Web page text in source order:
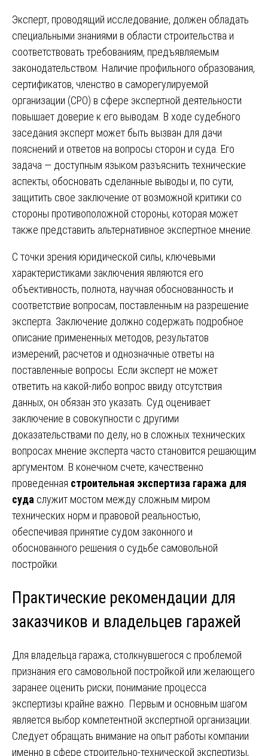
Эксперт, проводящий исследование, должен обладать
специальными знаниями в области строительства и
соответствовать требованиям, предъявляемым
законодательством. Наличие профильного образования,
сертификатов, членство в саморегулируемой
организации (СРО) в сфере экспертной деятельности
повышает доверие к его выводам. В ходе судебного
заседания эксперт может быть вызван для дачи
пояснений и ответов на вопросы сторон и суда. Его
задача — доступным языком разъяснить технические
аспекты, обосновать сделанные выводы и, по сути,
защитить свое заключение от возможной критики со
стороны противоположной стороны, которая может
также представить альтернативное экспертное мнение.
С точки зрения юридической силы, ключевыми
характеристиками заключения являются его
объективность, полнота, научная обоснованность и
соответствие вопросам, поставленным на разрешение
эксперта. Заключение должно содержать подробное
описание примененных методов, результатов
измерений, расчетов и однозначные ответы на
поставленные вопросы. Если эксперт не может
ответить на какой-либо вопрос ввиду отсутствия
данных, он обязан это указать. Суд оценивает
заключение в совокупности с другими
доказательствами по делу, но в сложных технических
вопросах мнение эксперта часто становится решающим
аргументом. В конечном счете, качественно
проведенная строительная экспертиза гаража для
суда служит мостом между сложным миром
технических норм и правовой реальностью,
обеспечивая принятие судом законного и
обоснованного решения о судьбе самовольной
постройки.
Практические рекомендации для
заказчиков и владельцев гаражей
Для владельца гаража, столкнувшегося с проблемой
признания его самовольной постройкой или желающего
заранее оценить риски, понимание процесса
экспертизы крайне важно. Первым и основным шагом
является выбор компетентной экспертной организации.
Следует обращать внимание на опыт работы компании
именно в сфере строительно-технической экспертизы,